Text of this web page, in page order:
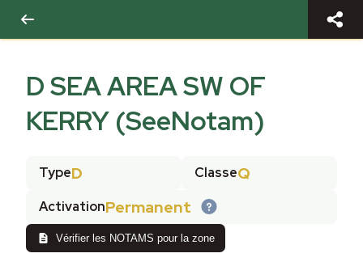
D SEA AREA SW OF
KERRY (SeeNotam)
TypeD ClasseQ
ActivationPermanent
Vérifier les NOTAMS pour la zone